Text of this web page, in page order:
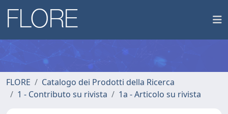
FLORE
Catalogo dei Prodotti della Ricerca
1 - Contributo su rivista
1a - Articolo su rivista